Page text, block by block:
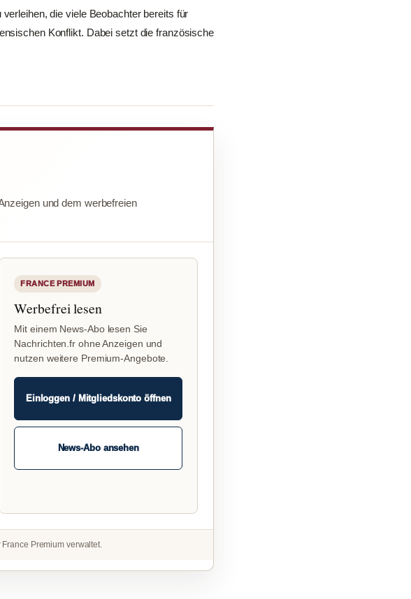
die viele Beobachter bereits für
Konflikt. Dabei setzt die französische
und dem werbefreien
FRANCE PREMIUM
Werbefrei lesen
Mit einem News-Abo lesen Sie
Nachrichten.fr ohne Anzeigen und
nutzen weitere Premium-Angebote.
Einloggen / Mitgliedskonto öffnen
News-Abo ansehen
Premium verwaltet.